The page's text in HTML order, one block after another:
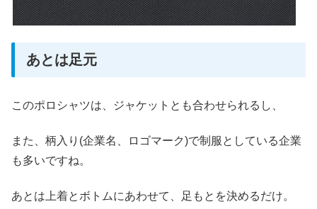
あとは足元
このポロシャツは、ジャケットとも合わせられるし、
また、柄入り(企業名、ロゴマーク)で制服としている企業
も多いですね。
あとは上着とボトムにあわせて、足もとを決めるだけ。